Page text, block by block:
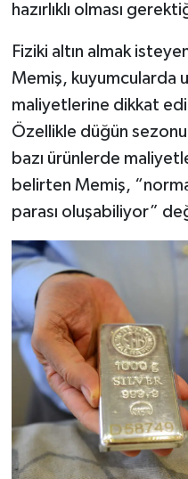
hazırlıklı olması
Fiziki altın almak
Memiş, kuyumcularda
maliyetlerine dikkat
Özellikle düğün
bazı ürünlerde
belirten Memiş,
parası oluşabiliyor”